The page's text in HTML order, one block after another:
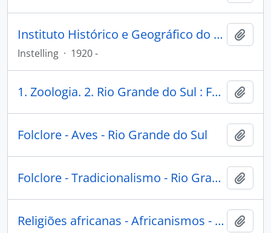
Instituto Histórico e Geográfico do Rio Grande do Sul
Instelling · 1920 -
1. Zoologia. 2. Rio Grande do Sul : Folclore : Aves. 3. Estudo das aves. 4. Mitos e lendas.
Folclore - Aves - Rio Grande do Sul
Folclore - Tradicionalismo - Rio Grande do Sul
Religiões africanas - Africanismos - Rio Grande do Sul